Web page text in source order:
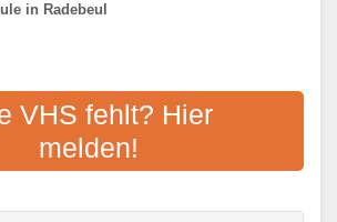
in Radebeul
IM
MEISSEN E. V.
1a, 01445 Radebeul
Aktualisiert: August 2021
VHS fehlt? Hier
melden!